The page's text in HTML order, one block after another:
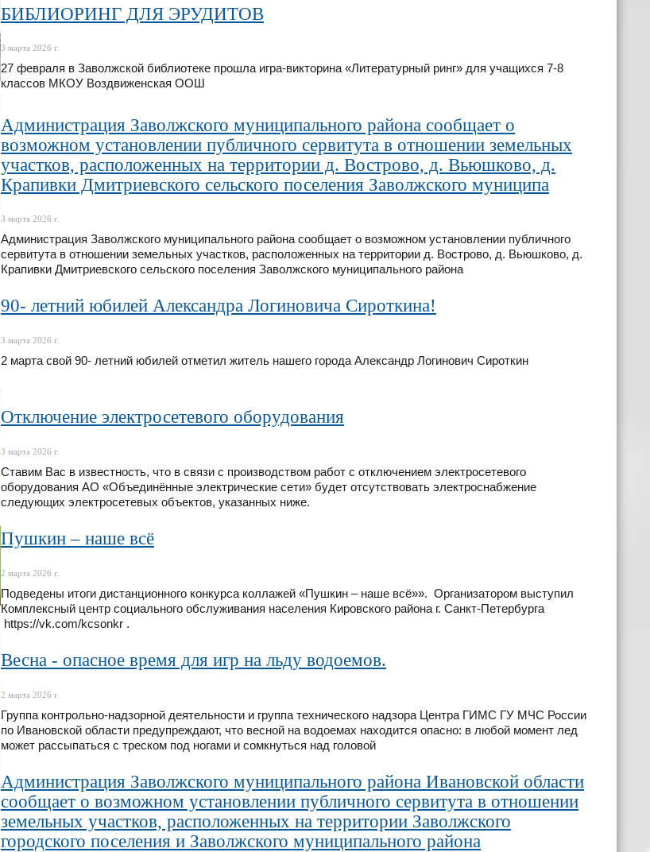
БИБЛИОРИНГ ДЛЯ ЭРУДИТОВ
3 марта 2026 г.
27 февраля в Заволжской библиотеке прошла игра-викторина «Литературный ринг» для учащихся 7-8
классов МКОУ Воздвиженская ООШ
Администрация Заволжского муниципального района сообщает о
возможном установлении публичного сервитута в отношении земельных
участков, расположенных на территории д. Вострово, д. Вьюшково, д.
Крапивки Дмитриевского сельского поселения Заволжского муниципа
3 марта 2026 г.
Администрация Заволжского муниципального района сообщает о возможном установлении публичного
сервитута в отношении земельных участков, расположенных на территории д. Вострово, д. Вьюшково, д.
Крапивки Дмитриевского сельского поселения Заволжского муниципального района
90- летний юбилей Александра Логиновича Сироткина!
3 марта 2026 г.
2 марта свой 90- летний юбилей отметил житель нашего города Александр Логинович Сироткин
Отключение электросетевого оборудования
3 марта 2026 г.
Ставим Вас в известность, что в связи с производством работ с отключением электросетевого
оборудования АО «Объединённые электрические сети» будет отсутствовать электроснабжение
следующих электросетевых объектов, указанных ниже.
Пушкин – наше всё
2 марта 2026 г.
Подведены итоги дистанционного конкурса коллажей «Пушкин – наше всё»». Организатором выступил
Комплексный центр социального обслуживания населения Кировского района г. Санкт-Петербурга
https://vk.com/kcsonkr .
Весна - опасное время для игр на льду водоемов.
2 марта 2026 г.
Группа контрольно-надзорной деятельности и группа технического надзора Центра ГИМС ГУ МЧС России
по Ивановской области предупреждают, что весной на водоемах находится опасно: в любой момент лед
может рассыпаться с треском под ногами и сомкнуться над головой
Администрация Заволжского муниципального района Ивановской области
сообщает о возможном установлении публичного сервитута в отношении
земельных участков, расположенных на территории Заволжского
городского поселения и Заволжского муниципального района